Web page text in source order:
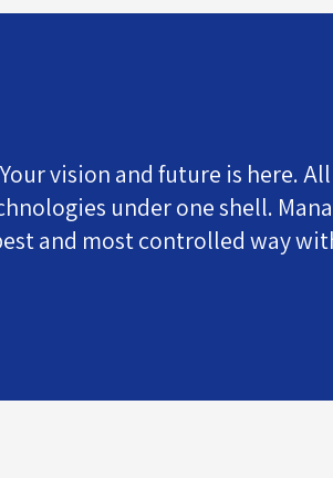
Your vision and future is here.
under one shell.
and most controlled way